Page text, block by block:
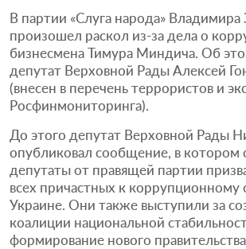
В партии «Слуга народа» Владимира
произошел раскол из-за дела о
бизнесмена Тимура Миндича. Об
депутат Верховной Рады Алексей
(внесен в перечень террористов и
Росфинмониторинга).
До этого депутат Верховной Рады
опубликовал сообщение, в котором
депутаты от правящей партии
всех причастных к коррупционному
Украине. Они также выступили за
коалиции национальной
формирование нового